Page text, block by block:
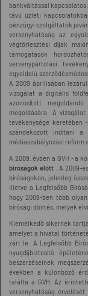
bankváltással kapcsolatos
távú üzleti
pénzügyi szolgáltatók
versenyhatóság az
végtörlesztési díjak
támogatások
versenypártolási
egyoldalú
A 2009 áprilisában
vizsgálat a digitális
azonosított
megoldására. A
tevékenysége keretében
szándékozott indítani
médiaszabályozási reform
A 2009. évben a GVH - a
bíróságok előtt . A 2009-
bíróságokon, jelenleg
illetve a Legfelsőbb
hogy 2009-ben több
bírósági döntés, melyek
Kiemelkedő sikernek
amelyet a hivatal
zárt le. A Legfelsőbb
nyugdíjbiztosító
beszerzéseinek
években a különböző
találta a GVH. Az
versenyhatóság